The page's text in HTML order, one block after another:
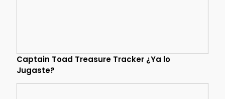
Captain Toad Treasure Tracker ¿Ya lo
Jugaste?